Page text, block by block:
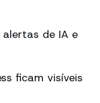
alertas de IA e
ficam visíveis